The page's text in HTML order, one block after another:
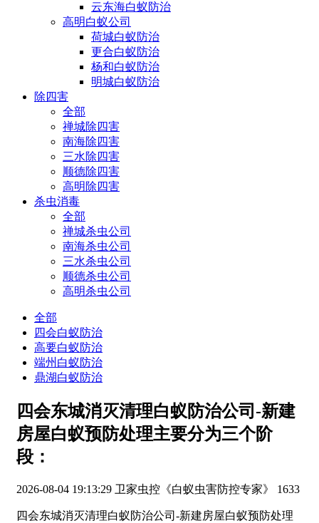
云东海白蚁防治
高明白蚁公司
荷城白蚁防治
更合白蚁防治
杨和白蚁防治
明城白蚁防治
除四害
全部
禅城除四害
南海除四害
三水除四害
顺德除四害
高明除四害
杀虫消毒
全部
禅城杀虫公司
南海杀虫公司
三水杀虫公司
顺德杀虫公司
高明杀虫公司
全部
四会白蚁防治
高要白蚁防治
端州白蚁防治
鼎湖白蚁防治
四会东城消灭清理白蚁防治公司-新建
房屋白蚁预防处理主要分为三个阶
段：
2026-08-04 19:13:29 卫家虫控《白蚁虫害防控专家》 1633
四会东城消灭清理白蚁防治公司-新建房屋白蚁预防处理